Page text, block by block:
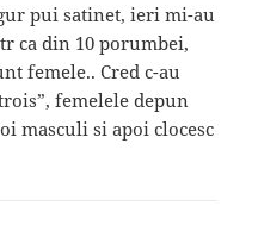
pui satinet, ieri mi-au
ca din 10 porumbei,
femele.. Cred c-au
femelele depun
masculi si apoi clocesc